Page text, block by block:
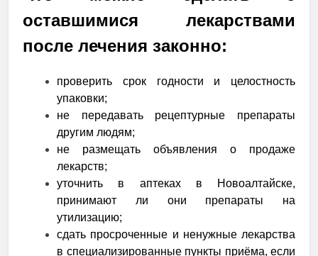
оставшимися лекарствами
после лечения законно:
проверить срок годности и целостность
упаковки;
не передавать рецептурные препараты
другим людям;
не размещать объявления о продаже
лекарств;
уточнить в аптеках в Новоалтайске,
принимают ли они препараты на
утилизацию;
сдать просроченные и ненужные лекарства
в специализированные пункты приёма, если